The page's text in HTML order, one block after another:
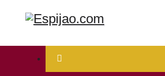
Espijao.com